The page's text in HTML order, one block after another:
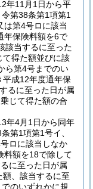
年11月1日から平
第38条第1項第1
は第4号ロに該当
年保険料額を6で
該当するに至った
て得た額並びに該
ら第4号までのい
平成12年度通年保
るに至った日が属
じて得た額の合
年4月1日から同年
第1項第1号イ、
ロに該当しなか
料額を18で除して
に至った日が属
、該当するに至
のいずれかに規